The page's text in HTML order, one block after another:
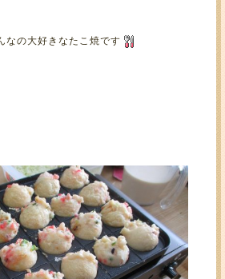
なの大好きなたこ焼です